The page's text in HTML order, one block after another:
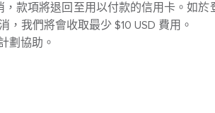
款項將退回至用以付款的信用卡。如於
我們將會收取最少 $10 USD 費用。
劃協助。